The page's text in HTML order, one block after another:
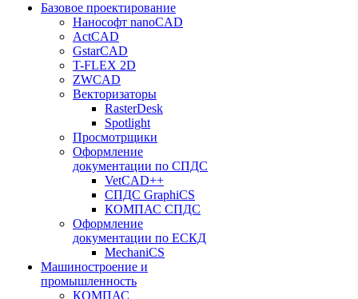
Базовое проектирование
Нанософт nanoCAD
ActCAD
GstarCAD
T-FLEX 2D
ZWCAD
Векторизаторы
RasterDesk
Spotlight
Просмотрщики
Оформление
документации по СПДС
VetCAD++
СПДС GraphiCS
КОМПАС СПДС
Оформление
документации по ЕСКД
MechaniCS
Машиностроение и
промышленность
КОМПАС